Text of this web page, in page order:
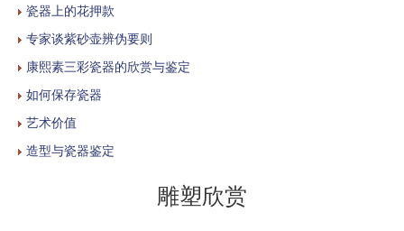
瓷器上的花押款
专家谈紫砂壶辨伪要则
康熙素三彩瓷器的欣赏与鉴定
如何保存瓷器
艺术价值
造型与瓷器鉴定
雕塑欣赏